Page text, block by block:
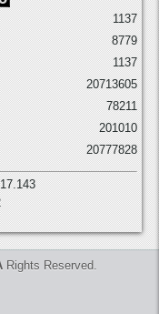
1137
8779
1137
20713605
78211
201010
20777828
Rights Reserved.